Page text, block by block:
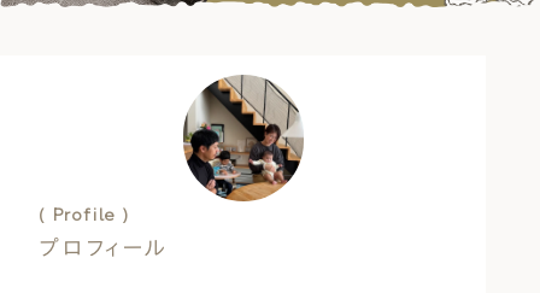
( Profile )
プロフィール